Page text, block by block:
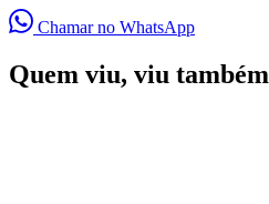
Chamar no WhatsApp
Quem viu, viu também